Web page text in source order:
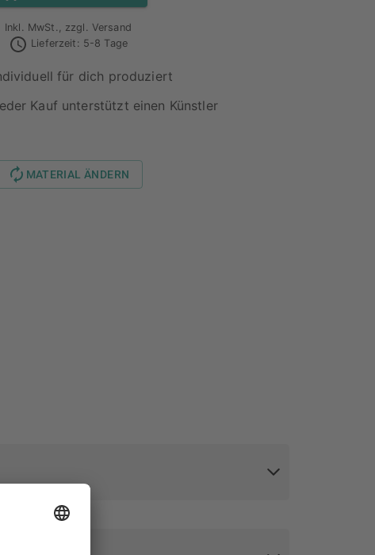
Inkl. MwSt., zzgl. Versand
Lieferzeit: 5-8 Tage
für dich produziert
Kauf unterstützt einen Künstler
MATERIAL ÄNDERN